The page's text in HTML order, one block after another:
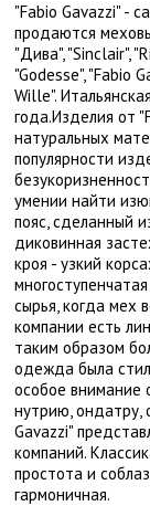
"Fabio Gavazzi" -
продаются
"Дива", "Sinclair",
"Godesse", "Fabio
Wille".
года.Изделия от
натуральных
популярности
умении найти
пояс, сделанный
диковинная
кроя - узкий
сырья, когда мех
компании есть
таким образом
одежда была
особое внимание
нутрию, ондатру,
Gavazzi"
компаний.
простота и
гармоничная.